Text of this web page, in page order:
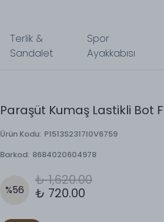
Terlik &
Sandalet
Spor
Ayakkabısı
Paraşüt Kumaş Lastikli Bot
Ürün Kodu: P1513S2317I0V6759
Barkod: 8684020604978
%56
₺ 1,620.00
₺ 720.00